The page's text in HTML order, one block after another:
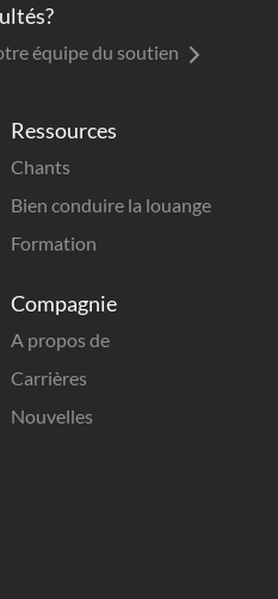
Ressources
Chants
Bien conduire la louange
Formation
Compagnie
A propos de
Carrières
Nouvelles
équipe du soutien